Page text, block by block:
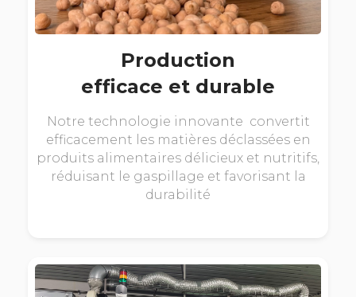
Production
efficace et durable
Notre technologie innovante convertit
efficacement les matières déclassées en
produits alimentaires délicieux et nutritifs,
réduisant le gaspillage et favorisant la
durabilité